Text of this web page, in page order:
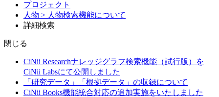
プロジェクト
人物 > 人物検索機能について
詳細検索
閉じる
CiNii Researchナレッジグラフ検索機能（試行版）を
CiNii Labsにて公開しました
「研究データ」「根拠データ」の収録について
CiNii Books機能統合対応の追加実施をいたしました